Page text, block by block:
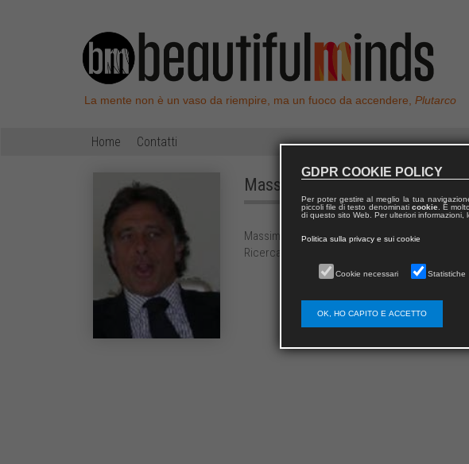
La mente non è un vaso da riempire, ma un fuoco da accendere, Plutarco
Home Contatti
Massimo MariaCANEVA
Massimo Maria Caneva è Presidente
Ricerca Sociale presso la Sapienza Università
GDPR COOKIE POLICY
Per poter gestire al meglio la tua
piccoli file di testo denominati cookie. È
di questo sito Web. Per ulteriori informazioni,
Politica sulla privacy e sui cookie
Cookie necessari Statistiche
OK, HO CAPITO E ACCETTO